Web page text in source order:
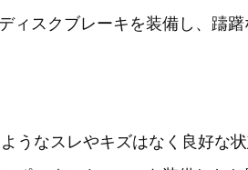
ィスクブレーキを装備し、躊
うなスレやキズはなく良好な